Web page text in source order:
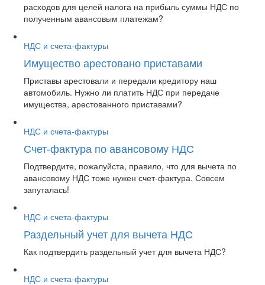
расходов для целей налога на прибыль суммы НДС по
полученным авансовым платежам?
НДС и счета-фактуры
Имущество арестовано приставами
Приставы арестовали и передали кредитору наш
автомобиль. Нужно ли платить НДС при передаче
имущества, арестованного приставами?
НДС и счета-фактуры
Счет-фактура по авансовому НДС
Подтвердите, пожалуйста, правило, что для вычета по
авансовому НДС тоже нужен счет-фактура. Совсем
запуталась!
НДС и счета-фактуры
Раздельный учет для вычета НДС
Как подтвердить раздельный учет для вычета НДС?
НДС и счета-фактуры